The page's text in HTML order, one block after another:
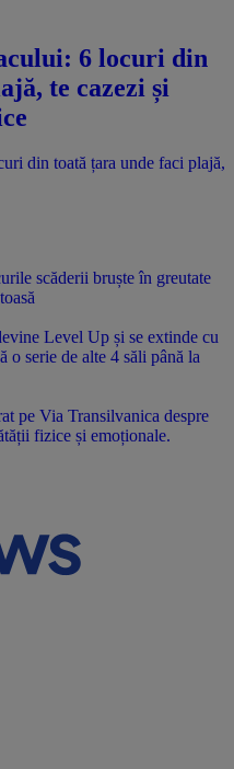
6 locuri din
te cazezi și
scăderii bruște în greutate
Level Up și se extinde cu
o serie de alte 4 săli până la
pe Via Transilvanica despre
fizice și emoționale.